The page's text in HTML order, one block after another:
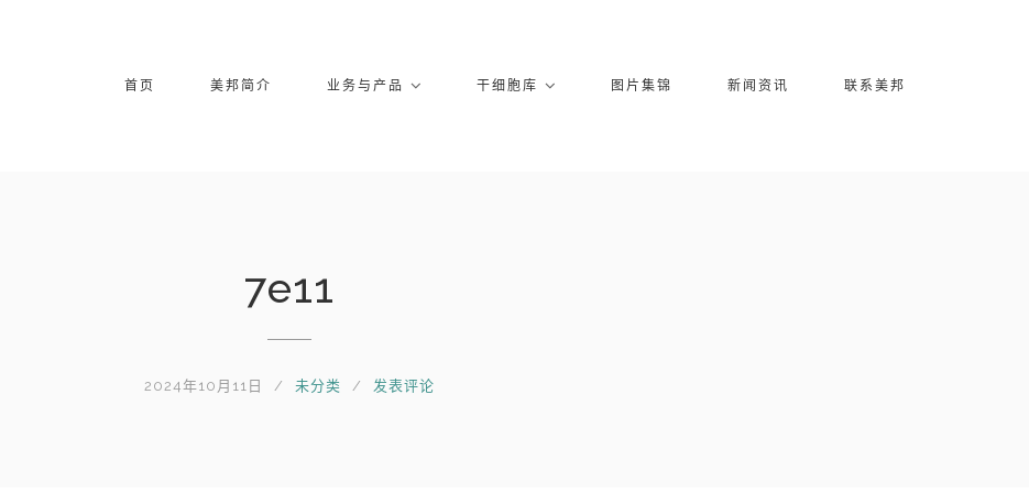
首页 美邦简介 业务与产品 干细胞库 图片集锦 新闻资讯 联系美邦
7e11
2024年10月11日 未分类 发表评论